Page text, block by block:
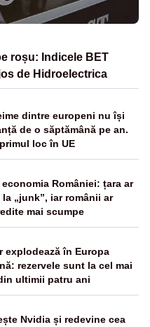
roșu: Indicele BET
de Hidroelectrica
dintre europeni nu își
de o săptămână pe an.
loc în UE
României: țara ar
„junk”, iar românii ar
mai scumpe
explodează în Europa
rezervele sunt la cel mai
ultimii patru ani
Nvidia și redevine cea